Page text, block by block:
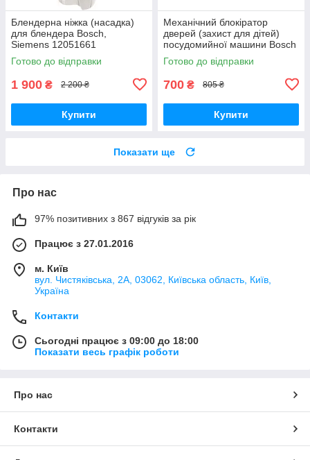
Блендерна ніжка (насадка)
для блендера Bosch,
Siemens 12051661
(12041975)
Готово до відправки
1 900 ₴ 2 200 ₴
Купити
Механічний блокіратор
дверей (захист для дітей)
посудомийної машини Bosch
12021443
Готово до відправки
700 ₴ 805 ₴
Купити
Показати ще
Про нас
97% позитивних з 867 відгуків за рік
Працює з 27.01.2016
м. Київ
вул. Чистяківська, 2А, 03062, Київська область, Київ,
Україна
Контакти
Сьогодні працює з 09:00 до 18:00
Показати весь графік роботи
Про нас
Контакти